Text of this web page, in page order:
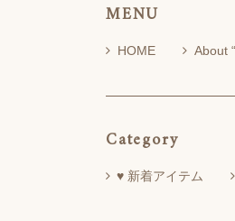
MENU
HOME About
Category
♥ 新着アイテム